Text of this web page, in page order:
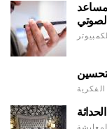
الصوتي
الفكرية